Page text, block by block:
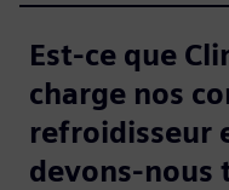
Est-ce que
charge nos
refroidisseur
devons-nous